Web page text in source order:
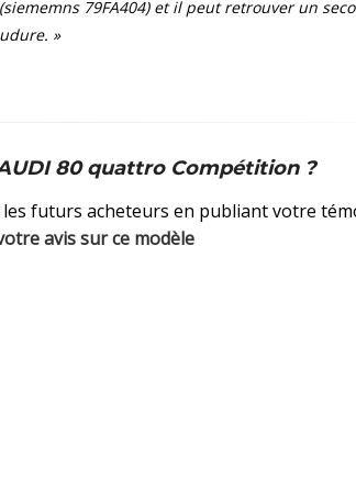
79FA404) et il peut retrouver un
»
80 quattro Compétition ?
futurs acheteurs en publiant votre
avis sur ce modèle